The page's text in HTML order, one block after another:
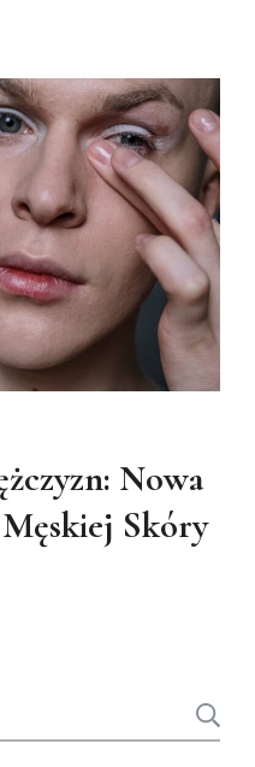
Nowa
Skóry